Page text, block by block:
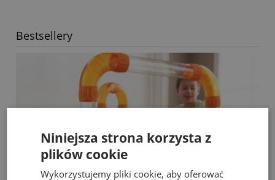
Bestsellery
Niniejsza strona korzysta z
plików cookie
Wykorzystujemy pliki cookie, aby oferować